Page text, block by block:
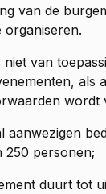
van de
organiseren.
van
als
wordt
aanwezigen
250 personen;
duurt tot